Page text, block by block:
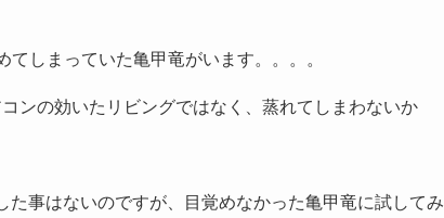
しまっていた亀甲竜がいます。。。。
ンの効いたリビングではなく、蒸れてしまわないか
事はないのですが、目覚めなかった亀甲竜に試してみ